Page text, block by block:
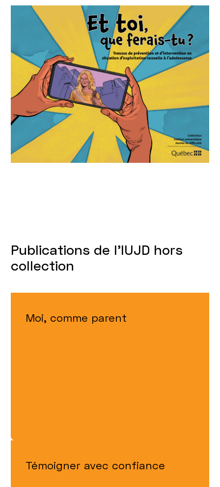
Publications de l'IUJD hors
collection
Moi, comme parent
Témoigner avec confiance